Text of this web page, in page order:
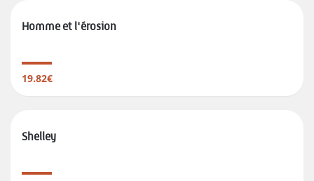
Homme et l'érosion
19.82€
Shelley